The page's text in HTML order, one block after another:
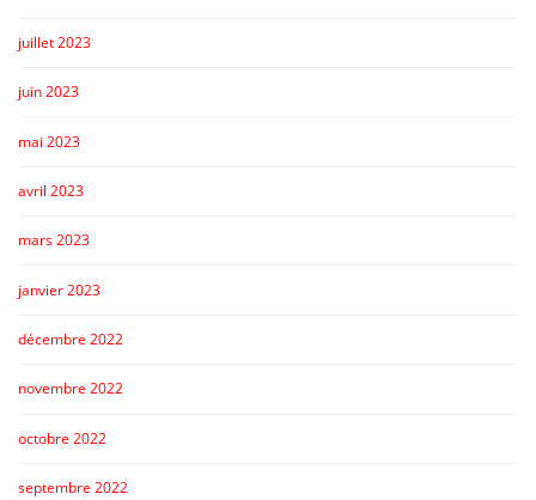
juillet 2023
juin 2023
mai 2023
avril 2023
mars 2023
janvier 2023
décembre 2022
novembre 2022
octobre 2022
septembre 2022